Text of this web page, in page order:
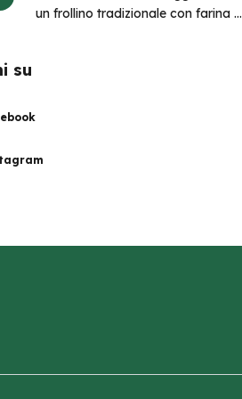
un frollino tradizionale con farina di
su